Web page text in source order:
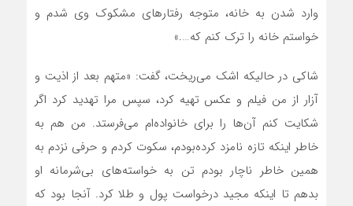
وارد شدن به خانه، متوجه رفتارهای مشکوک وی شدم و
خواستم خانه را ترک کنم که….»
شاکی در حالیکه اشک می‌ریخت، گفت: «متهم بعد از اذیت و
آزار از من فیلم و عکس تهیه کرد، سپس مرا تهدید کرد اگر
شکایت کنم آن‌ها را برای خانواده‌ام می‌فرستد. من هم به
خاطر اینکه تازه نامزد کرده‌بودم، سکوت کردم و حرفی نزدم به
همین خاطر ناچار بودم تن به خواسته‌های بی‌شرمانه او
بدهم تا اینکه مجید درخواست پول و طلا کرد. آنجا بود که